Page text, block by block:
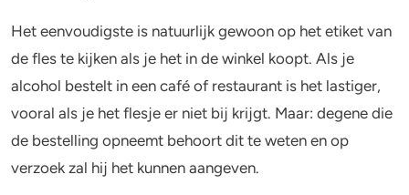
Hulp
Gezondheid
Mentale gezondheid
Promillage calculator
Alcohol en opvoeden
Standaardglazen en calorieën berekenen
Het eenvoudigste is natuurlijk gewoon op het etiket van
de fles te kijken als je het in de winkel koopt. Als je
alcohol bestelt in een café of restaurant is het lastiger,
vooral als je het flesje er niet bij krijgt. Maar: degene die
de bestelling opneemt behoort dit te weten en op
verzoek zal hij het kunnen aangeven.